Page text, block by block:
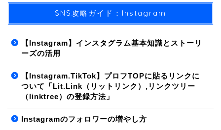
SNS攻略ガイド：Instagram
【Instagram】インスタグラム基本知識とストーリ
ーズの活用
【Instagram.TikTok】プロフTOPに貼るリンクに
ついて「Lit.Link（リットリンク）,リンクツリー
（linktree）の登録方法」
Instagramのフォロワーの増やし方